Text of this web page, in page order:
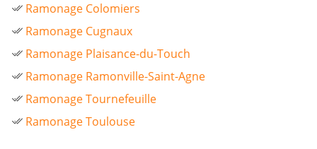
Ramonage Colomiers
Ramonage Cugnaux
Ramonage Plaisance-du-Touch
Ramonage Ramonville-Saint-Agne
Ramonage Tournefeuille
Ramonage Toulouse